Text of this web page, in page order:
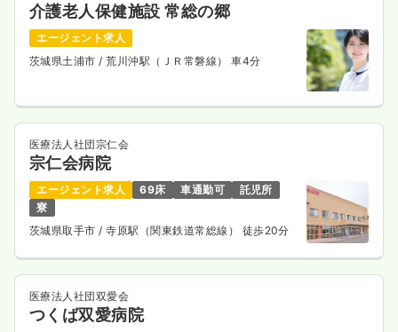
日勤のみ（パート） 一時募集休止
給与 時給 1,600円
日祝休み
オンコールあり ブランク可
第二新卒可
気になる
一般病院
日勤のみ（常勤）
給与 23.8万円〜 /月
介護老人保健施設 常総の郷
エージェント求人
茨城県土浦市/ 荒川沖駅（ＪＲ常磐線） 車4分
医療法人社団宗仁会
宗仁会病院
エージェント求人 69床 車通勤可
託児所
寮
茨城県取手市/ 寺原駅（関東鉄道常総線） 徒歩20分
医療法人社団双愛会
つくば双愛病院